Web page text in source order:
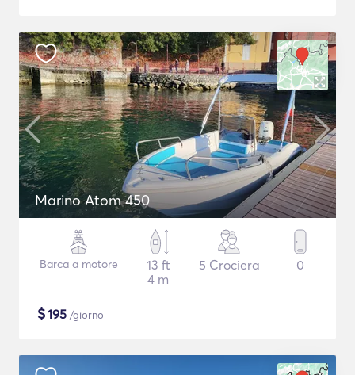
Marino Atom 450
Barca a motore
13 ft
4 m
5 Crociera 0
$195 /giorno